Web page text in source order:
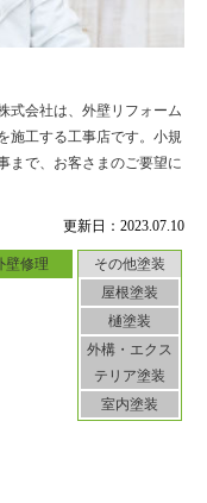
更新日：2023.07.10
壁修理
その他塗装
屋根塗装
樋塗装
外構・エクス
テリア塗装
室内塗装
式会社は、外壁リフォーム
施工する工事店です。小規
まで、お客さまのご要望に